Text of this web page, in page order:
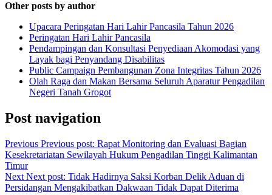
Other posts by author
Upacara Peringatan Hari Lahir Pancasila Tahun 2026
Peringatan Hari Lahir Pancasila
Pendampingan dan Konsultasi Penyediaan Akomodasi yang
Layak bagi Penyandang Disabilitas
Public Campaign Pembangunan Zona Integritas Tahun 2026
Olah Raga dan Makan Bersama Seluruh Aparatur Pengadilan
Negeri Tanah Grogot
Post navigation
Previous Previous post: Rapat Monitoring dan Evaluasi Bagian
Kesekretariatan Sewilayah Hukum Pengadilan Tinggi Kalimantan
Timur
Next Next post: Tidak Hadirnya Saksi Korban Delik Aduan di
Persidangan Mengakibatkan Dakwaan Tidak Dapat Diterima